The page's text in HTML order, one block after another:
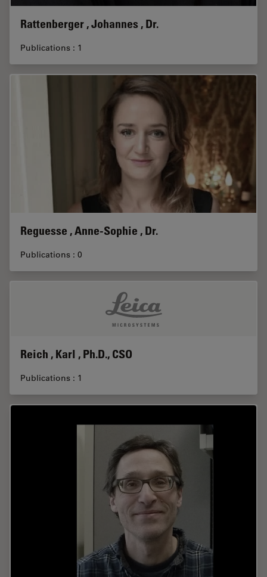
Rattenberger , Johannes , Dr.
Publications : 1
Reguesse , Anne-Sophie , Dr.
Publications : 0
Reich , Karl , Ph.D., CSO
Publications : 1